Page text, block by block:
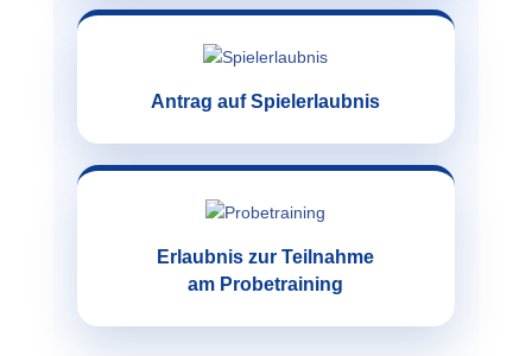
Antrag auf Spielerlaubnis
Erlaubnis zur Teilnahme
am Probetraining